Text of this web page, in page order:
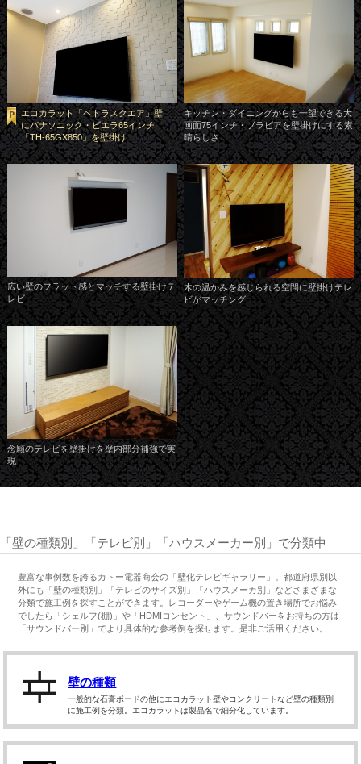
エコカラット「ペトラスクエア」壁
にパナソニック・ビエラ65インチ
「TH-65GX850」を壁掛け
キッチン・ダイニングからも一望できる大
画面75インチ・ブラビアを壁掛けにする素
晴らしさ
広い壁のフラット感とマッチする壁掛けテ
レビ
木の温かみを感じられる空間に壁掛けテレ
ビがマッチング
念願のテレビを壁掛けを壁内部分補強で実
現
「壁の種類別」「テレビ別」「ハウスメーカー別」で分類中
豊富な事例数を誇るカトー電器商会の「壁化テレビギャラリー」。都道府県別以
外にも「壁の種類別」「テレビのサイズ別」「ハウスメーカ別」などさまざまな
分類で施工例を探すことができます。レコーダーやゲーム機の置き場所でお悩み
でしたら「シェルフ(棚)」や「HDMIコンセント」、サウンドバーをお持ちの方は
「サウンドバー別」でより具体的な参考例を探せます。是非ご活用ください。
壁の種類
一般的な石膏ボードの他にエコカラット壁やコンクリートなど壁の種類別
に施工例を分類。エコカラットは製品名で細分化しています。